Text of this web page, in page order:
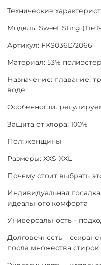
Технические
Модель: Sweet Sting (Tie
Артикул: FKS036L72066
Материал: 53%
Назначение: плавание,
воде
Особенности:
Защита от хлора: 100%
Пол: женщины
Размеры: XXS-XXL
Почему стоит выбрать
Индивидуальная
идеального комфорта
Универсальность –
Долговечность –
после множества стирок